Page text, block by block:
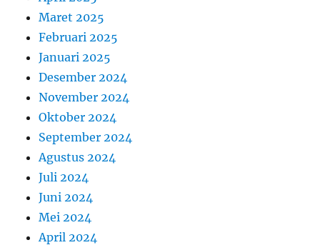
Maret 2025
Februari 2025
Januari 2025
Desember 2024
November 2024
Oktober 2024
September 2024
Agustus 2024
Juli 2024
Juni 2024
Mei 2024
April 2024